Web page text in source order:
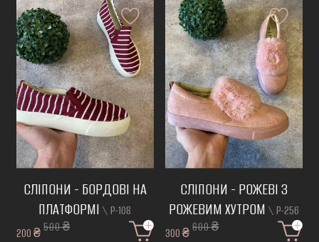
СЛІПОНИ - БОРДОВІ НА
ПЛАТФОРМІ \ Р-108
200 ₴ 500 ₴
СЛІПОНИ - РОЖЕВІ З
РОЖЕВИМ ХУТРОМ \ Р-256
300 ₴ 600 ₴